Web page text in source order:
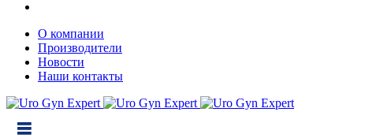
О компании
Производители
Новости
Наши контакты